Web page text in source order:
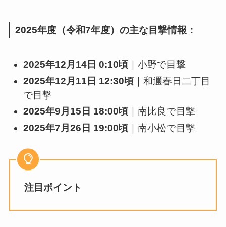
2025年度（令和7年度）の主な目撃情報：
2025年12月14日 0:10頃 ｜小野で目撃
2025年12月11日 12:30頃 ｜和邇春日二丁目
で目撃
2025年9月15日 18:00頃 ｜南比良で目撃
2025年7月26日 19:00頃 ｜南小松で目撃
注目ポイント